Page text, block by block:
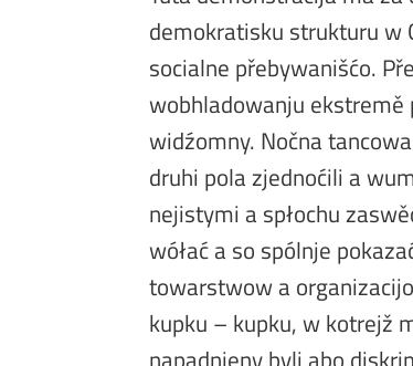
demokratisku strukturu w
socialne přebywanišćo.
wobhladowanju ekstremě
widźomny. Nočna
druhi pola zjednoćili a
nejistymi a spłochu
wółać a so spólnje
towarstwow a
kupku – kupku, w kotrejž